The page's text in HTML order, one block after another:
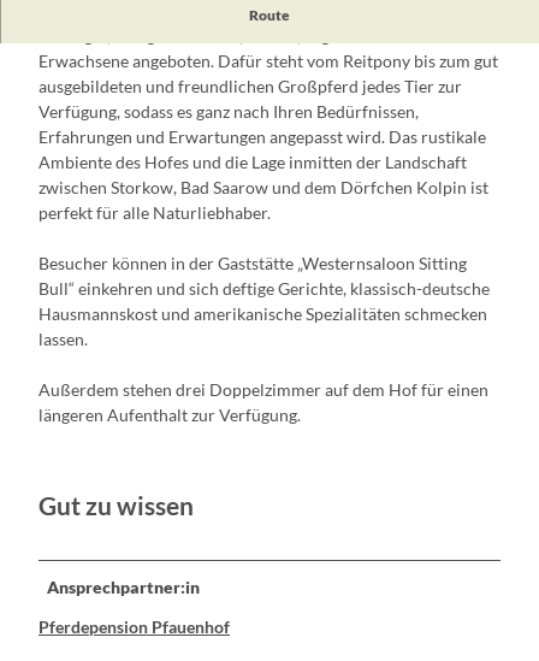
Route
Pferdehof Pfauenhofwerden Reitstunden für
Erwachsene angeboten. Dafür steht vom Reitpony bis zum gut
ausgebildeten und freundlichen Großpferd jedes Tier zur
Verfügung, sodass es ganz nach Ihren Bedürfnissen,
Erfahrungen und Erwartungen angepasst wird. Das rustikale
Ambiente des Hofes und die Lage inmitten der Landschaft
zwischen Storkow, Bad Saarow und dem Dörfchen Kolpin ist
perfekt für alle Naturliebhaber.
Besucher können in der Gaststätte „Westernsaloon Sitting
Bull“ einkehren und sich deftige Gerichte, klassisch-deutsche
Hausmannskost und amerikanische Spezialitäten schmecken
lassen.
Außerdem stehen drei Doppelzimmer auf dem Hof für einen
längeren Aufenthalt zur Verfügung.
Gut zu wissen
Ansprechpartner:in
Pferdepension Pfauenhof